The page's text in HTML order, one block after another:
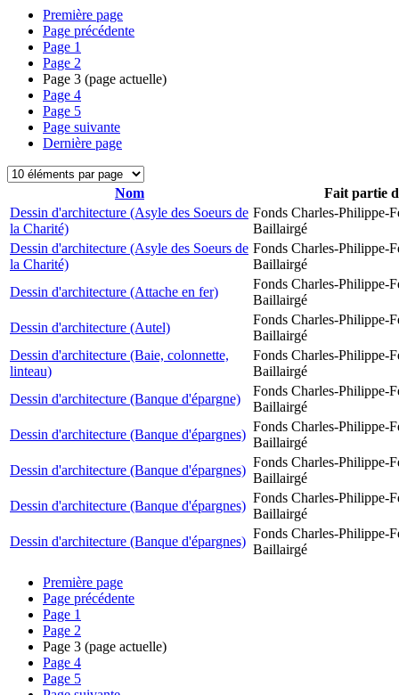
Première page
Page précédente
Page 1
Page 2
Page 3 (page actuelle)
Page 4
Page 5
Page suivante
Dernière page
Nom
Fait partie
Dessin d'architecture (Asyle des Soeurs de
la Charité)
Fonds Charles-Philippe-
Baillairgé
Dessin d'architecture (Asyle des Soeurs de
la Charité)
Fonds Charles-Philippe-
Baillairgé
Dessin d'architecture (Attache en fer)
Fonds Charles-Philippe-
Baillairgé
Dessin d'architecture (Autel)
Fonds Charles-Philippe-
Baillairgé
Dessin d'architecture (Baie, colonnette,
linteau)
Fonds Charles-Philippe-
Baillairgé
Dessin d'architecture (Banque d'épargne)
Fonds Charles-Philippe-
Baillairgé
Dessin d'architecture (Banque d'épargnes)
Fonds Charles-Philippe-
Baillairgé
Dessin d'architecture (Banque d'épargnes)
Fonds Charles-Philippe-
Baillairgé
Dessin d'architecture (Banque d'épargnes)
Fonds Charles-Philippe-
Baillairgé
Dessin d'architecture (Banque d'épargnes)
Fonds Charles-Philippe-
Baillairgé
Première page
Page précédente
Page 1
Page 2
Page 3 (page actuelle)
Page 4
Page 5